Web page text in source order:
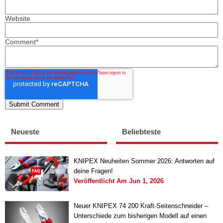
Website
Comment*
Neueste Beliebteste
KNIPEX Neuheiten Sommer 2026: Antworten auf
deine Fragen!
Veröffentlicht Am Jun 1, 2026
Neuer KNIPEX 74 200 Kraft-Seitenschneider –
Unterschiede zum bisherigen Modell auf einen